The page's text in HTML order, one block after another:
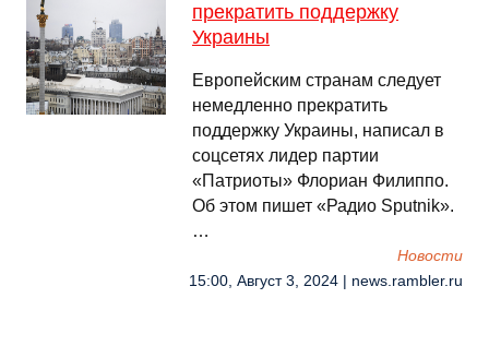
прекратить поддержку
Украины
Европейским странам следует
немедленно прекратить
поддержку Украины, написал в
соцсетях лидер партии
«Патриоты» Флориан Филиппо.
Об этом пишет «Радио Sputnik».
…
Новости
15:00, Август 3, 2024 | news.rambler.ru